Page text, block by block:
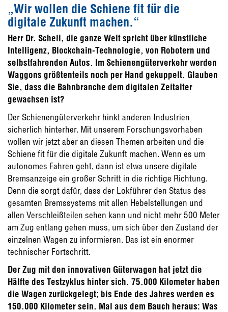
„Wir wollen die Schiene fit für die
digitale Zukunft machen.“
Herr Dr. Schell, die ganze Welt spricht über künstliche
Intelligenz, Blockchain-Technologie, von Robotern und
selbstfahrenden Autos. Im Schienengüterverkehr werden
Waggons größtenteils noch per Hand gekuppelt. Glauben
Sie, dass die Bahnbranche dem digitalen Zeitalter
gewachsen ist?
Der Schienengüterverkehr hinkt anderen Industrien
sicherlich hinterher. Mit unserem Forschungsvorhaben
wollen wir jetzt aber an diesen Themen arbeiten und die
Schiene fit für die digitale Zukunft machen. Wenn es um
autonomes Fahren geht, dann ist etwa unsere digitale
Bremsanzeige ein großer Schritt in die richtige Richtung.
Denn die sorgt dafür, dass der Lokführer den Status des
gesamten Bremssystems mit allen Hebelstellungen und
allen Verschleißteilen sehen kann und nicht mehr 500 Meter
am Zug entlang gehen muss, um sich über den Zustand der
einzelnen Wagen zu informieren. Das ist ein enormer
technischer Fortschritt.
Der Zug mit den innovativen Güterwagen hat jetzt die
Hälfte des Testzyklus hinter sich. 75.000 Kilometer haben
die Wagen zurückgelegt; bis Ende des Jahres werden es
150.000 Kilometer sein. Mal aus dem Bauch heraus: Was